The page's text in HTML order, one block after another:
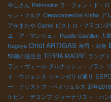
中山さん Patrimoine ラ・フォン・ド・
ャン・マルク Oenoconnexion Kisho ア
アかまたや Camel ビストロ・フラコン2
エ・ア・マンジェ」
Poulille Castillon 大
Nagoya Oriol ARTIGAS 寿司・刺身
50歳の誕生会 TERRA MADRE ラング
ラン・ヴェール グルナッシュ・ブラン
イ・ウジェンヌ シャンゼリゼ通り
ー・クリストフ・ペイリュルス 新年
ケビン・デコンブ ジャーナリスト・ハン